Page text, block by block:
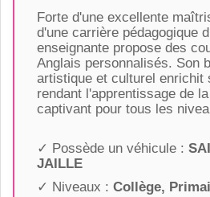
Forte d'une excellente
d'une carrière pédagogique
enseignante propose des
Anglais personnalisés. Son
artistique et culturel enrichit
rendant l'apprentissage de
captivant pour tous les
✓ Possède un véhicule :
JAILLE
✓ Niveaux : Collège,